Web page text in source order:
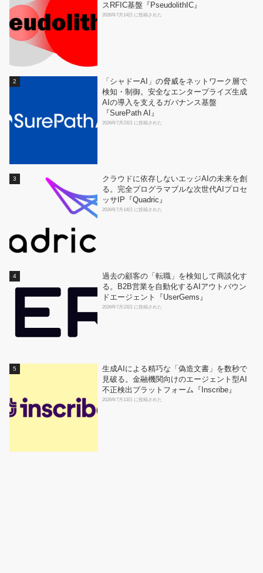
スRFIC基盤『PseudolithIC』
2026年7月14日 に投稿された
「シャドーAI」の脅威をネットワーク層で
検知・制御。安全なエンタープライズ生成
AIの導入を支えるガバナンス基盤
『SurePath AI』
2026年7月23日 に投稿された
クラウドに依存しないエッジAIの未来を創
る。完全プログラマブルな次世代AIプロセ
ッサIP『Quadric』
2026年7月14日 に投稿された
過去の顧客の「転職」を検知して商談化す
る。B2B営業を自動化するAIアウトバウン
ドエージェント『UserGems』
2026年7月23日 に投稿された
生成AIによる精巧な「偽造文書」を数秒で
見破る。金融機関向けのエージェント型AI
不正検出プラットフォーム『Inscribe』
2026年7月13日 に投稿された